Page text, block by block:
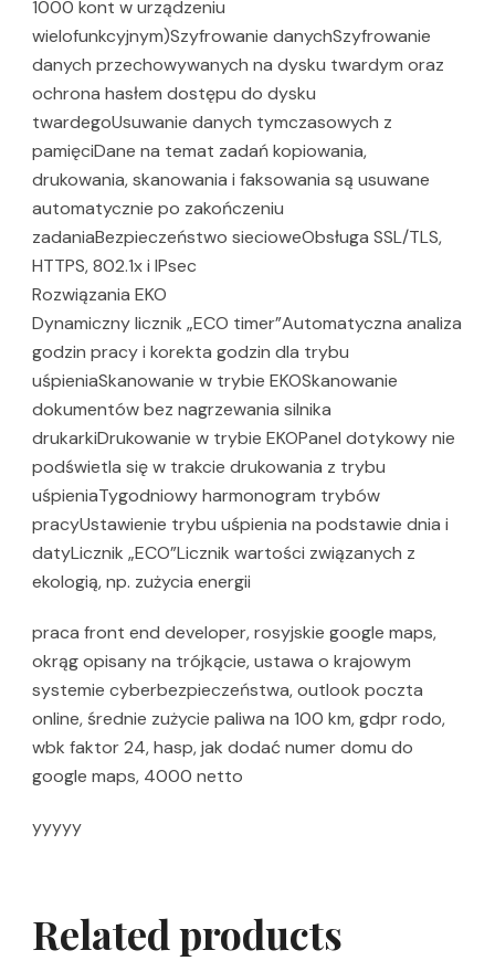
1000 kont w urządzeniu
wielofunkcyjnym)Szyfrowanie danychSzyfrowanie
danych przechowywanych na dysku twardym oraz
ochrona hasłem dostępu do dysku
twardegoUsuwanie danych tymczasowych z
pamięciDane na temat zadań kopiowania,
drukowania, skanowania i faksowania są usuwane
automatycznie po zakończeniu
zadaniaBezpieczeństwo siecioweObsługa SSL/TLS,
HTTPS, 802.1x i IPsec
Rozwiązania EKO
Dynamiczny licznik „ECO timer”Automatyczna analiza
godzin pracy i korekta godzin dla trybu
uśpieniaSkanowanie w trybie EKOSkanowanie
dokumentów bez nagrzewania silnika
drukarkiDrukowanie w trybie EKOPanel dotykowy nie
podświetla się w trakcie drukowania z trybu
uśpieniaTygodniowy harmonogram trybów
pracyUstawienie trybu uśpienia na podstawie dnia i
datyLicznik „ECO”Licznik wartości związanych z
ekologią, np. zużycia energii
praca front end developer, rosyjskie google maps,
okrąg opisany na trójkącie, ustawa o krajowym
systemie cyberbezpieczeństwa, outlook poczta
online, średnie zużycie paliwa na 100 km, gdpr rodo,
wbk faktor 24, hasp, jak dodać numer domu do
google maps, 4000 netto
yyyyy
Related products